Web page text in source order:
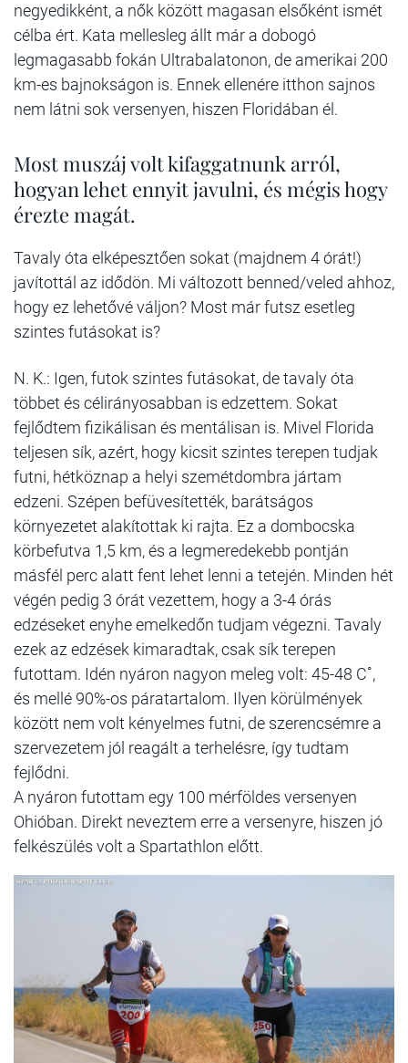
negyedikként, a nők között magasan elsőként ismét
célba ért. Kata mellesleg állt már a dobogó
legmagasabb fokán Ultrabalatonon, de amerikai 200
km-es bajnokságon is. Ennek ellenére itthon sajnos
nem látni sok versenyen, hiszen Floridában él.
Most muszáj volt kifaggatnunk arról,
hogyan lehet ennyit javulni, és mégis hogy
érezte magát.
Tavaly óta elképesztően sokat (majdnem 4 órát!)
javítottál az idődön. Mi változott benned/veled ahhoz,
hogy ez lehetővé váljon? Most már futsz esetleg
szintes futásokat is?
N. K.: Igen, futok szintes futásokat, de tavaly óta
többet és célirányosabban is edzettem. Sokat
fejlődtem fizikálisan és mentálisan is. Mivel Florida
teljesen sík, azért, hogy kicsit szintes terepen tudjak
futni, hétköznap a helyi szemétdombra jártam
edzeni. Szépen befüvesítették, barátságos
környezetet alakítottak ki rajta. Ez a dombocska
körbefutva 1,5 km, és a legmeredekebb pontján
másfél perc alatt fent lehet lenni a tetején. Minden hét
végén pedig 3 órát vezettem, hogy a 3-4 órás
edzéseket enyhe emelkedőn tudjam végezni. Tavaly
ezek az edzések kimaradtak, csak sík terepen
futottam. Idén nyáron nagyon meleg volt: 45-48 C˚,
és mellé 90%-os páratartalom. Ilyen körülmények
között nem volt kényelmes futni, de szerencsémre a
szervezetem jól reagált a terhelésre, így tudtam
fejlődni.
A nyáron futottam egy 100 mérföldes versenyen
Ohióban. Direkt neveztem erre a versenyre, hiszen jó
felkészülés volt a Spartathlon előtt.